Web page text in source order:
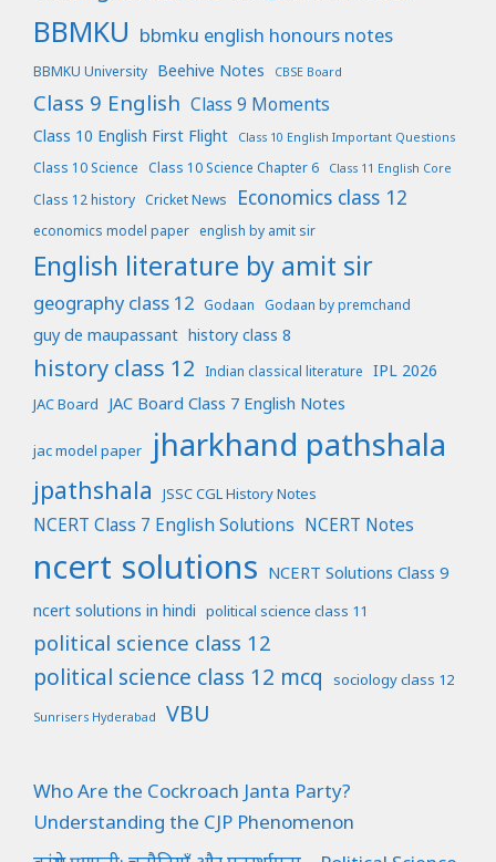
BBMKU bbmku english honours notes
BBMKU University Beehive Notes CBSE Board
Class 9 English Class 9 Moments
Class 10 English First Flight Class 10 English Important Questions
Class 10 Science Class 10 Science Chapter 6 Class 11 English Core
Class 12 history Cricket News Economics class 12
economics model paper english by amit sir
English literature by amit sir
geography class 12 Godaan Godaan by premchand
guy de maupassant history class 8
history class 12 Indian classical literature IPL 2026
JAC Board JAC Board Class 7 English Notes
jac model paper jharkhand pathshala
jpathshala JSSC CGL History Notes
NCERT Class 7 English Solutions NCERT Notes
ncert solutions NCERT Solutions Class 9
ncert solutions in hindi political science class 11
political science class 12
political science class 12 mcq sociology class 12
Sunrisers Hyderabad VBU
Who Are the Cockroach Janta Party?
Understanding the CJP Phenomenon